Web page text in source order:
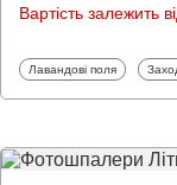
Вартість залежить
Фотошпалери
Лавандові поля